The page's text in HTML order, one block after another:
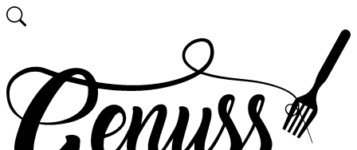
Zum
Inhalt
Suchen
Startseite